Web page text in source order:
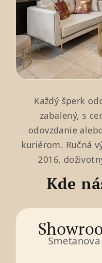
Každý šperk
zabalený, s
odovzdanie
kuriérom. Ručná
2016,
Kde